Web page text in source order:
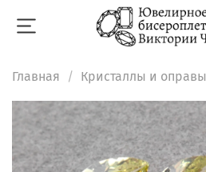
Главная Кристаллы и оправы